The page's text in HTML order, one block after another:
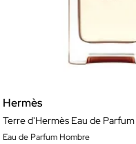
Hermès
Terre d'Hermès Eau de
Eau de Parfum Hombre